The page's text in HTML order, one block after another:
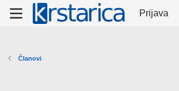
Prijava
Članovi